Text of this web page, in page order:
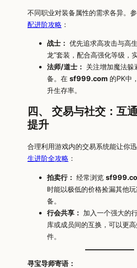
不同职业对装备属性的需求各异。
配进阶攻略 ：
战士： 优先追求高攻击与高
龙”套装，配合高强化等级，
法师/道士： 关注增加魔法躲
备。在 sf999.com 的PK中
升生存率。
四、 交易与社交：互
提升
合理利用游戏内的交易系统能让你
生进阶全攻略 ：
拍卖行： 经常浏览
时能以极低的价格捡漏其他
备。
行会共享： 加入一个强大的
库或成员间的互换，可以更
件。
寻宝导师寄语：